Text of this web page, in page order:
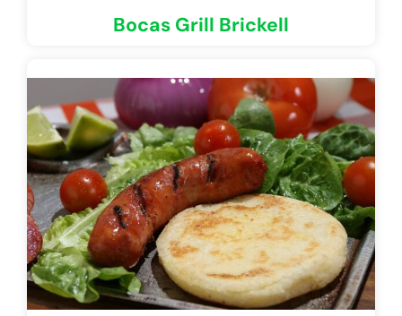
Bocas Grill Brickell